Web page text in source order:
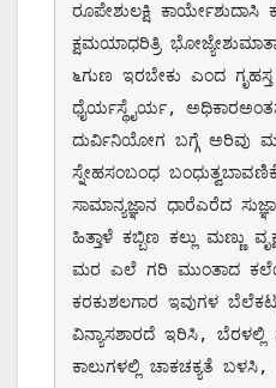
ರೂಪೇಶುಲಕ್ಷಿ ಕಾರ್ಯೇಶುದಾಸಿ
ಕ್ಷಮಯಾಧರಿತ್ರಿ
೬ಗುಣ ಇರಬೇಕು ಎಂದ
ಧೈರ್ಯಸ್ಥೈರ್ಯ,
ದುರ್ವಿನಿಯೋಗ ಬಗ್ಗೆ ಅರಿವು
ಸ್ನೇಹಸಂಬಂಧ
ಸಾಮಾನ್ಯಜ್ಞಾನ ಧಾರೆಎರೆದ
ಹಿತ್ತಾಳೆ ಕಬ್ಬಿಣ ಕಲ್ಲು ಮಣ್ಣು
ಮರ ಎಲೆ ಗರಿ ಮುಂತಾದ
ಕರಕುಶಲಗಾರ ಇವುಗಳ
ವಿನ್ಯಾಸಶಾರದೆ ಇರಿಸಿ, ಬೆರಳಲ್ಲಿ
ಕಾಲುಗಳಲ್ಲಿ ಚಾಕಚಕ್ಯತೆ ಬಳಸಿ,